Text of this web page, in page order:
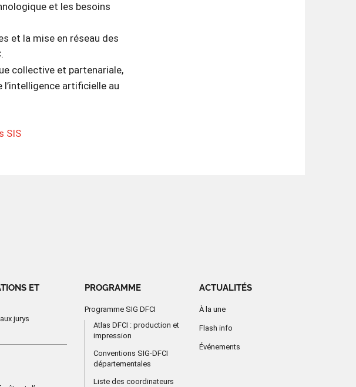
et les besoins
et la mise en réseau des
collective et partenariale,
artificielle au
SIS
ET
jurys
PROGRAMME
Programme SIG DFCI
Atlas DFCI : production et
impression
Conventions SIG-DFCI
départementales
Liste des coordinateurs
ACTUALITÉS
À la une
Flash info
Événements